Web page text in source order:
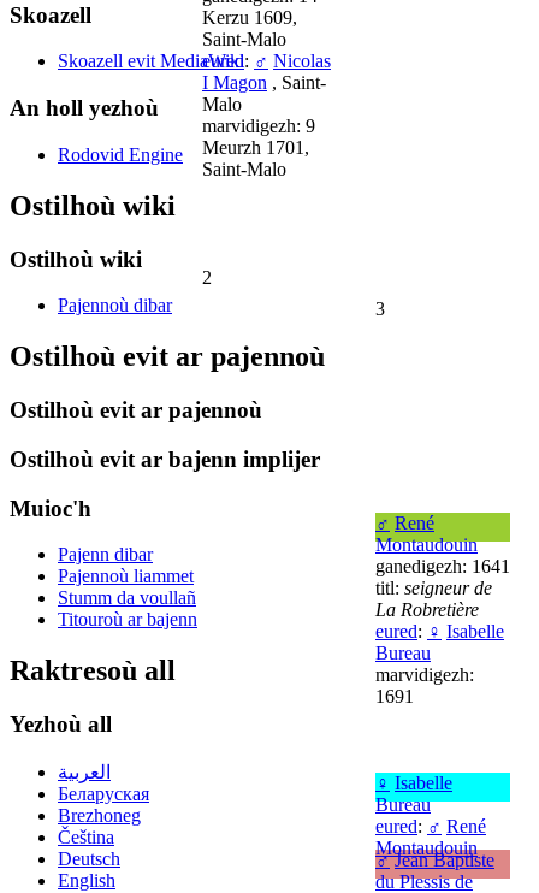
Kerzu 1609,
Saint-Malo
eured: ♂ Nicolas
I Magon , Saint-
Malo
marvidigezh: 9
Meurzh 1701,
Saint-Malo
2
3
♂ René
Montaudouin
ganedigezh: 1641
titl: seigneur de
La Robretière
eured: ♀ Isabelle
Bureau
marvidigezh:
1691
♀ Isabelle
Bureau
eured: ♂ René
Montaudouin
♂ Jean Baptiste
du Plessis de
Skoazell
Skoazell evit MediaWiki
An holl yezhoù
Rodovid Engine
Ostilhoù wiki
Ostilhoù wiki
Pajennoù dibar
Ostilhoù evit ar pajennoù
Ostilhoù evit ar pajennoù
Ostilhoù evit ar bajenn implijer
Muioc'h
Pajenn dibar
Pajennoù liammet
Stumm da voullañ
Titouroù ar bajenn
Raktresoù all
Yezhoù all
العربية
Беларуская
Brezhoneg
Čeština
Deutsch
English